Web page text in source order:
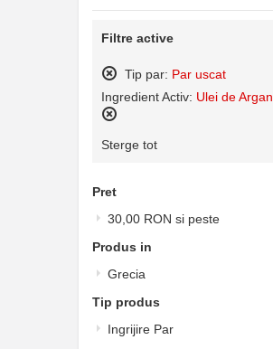
Filtre active
Tip par: Par uscat
Sterge
acest
produs
Ingredient Activ: Ulei de Argan
acest
Sterge tot
Pret
30,00 RON si peste
Produs in
Grecia
Tip produs
Ingrijire Par